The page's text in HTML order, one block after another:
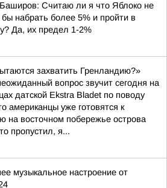
Считаю ли я что Яблоко не
бы набрать более 5% и пройти в
Да, их предел 1-2%
захватить Гренландию?»
вопрос звучит сегодня на
датской Ekstra Bladet по поводу
американцы уже готовятся к
на восточном побережье острова
пропустил, я...
музыкальное настроение от